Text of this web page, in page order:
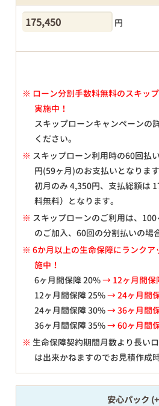
円
※ ローン分割手数料無料のスキッ
実施中！
スキップローンキャンペーンの
ください。
※ スキップローン利用時の60回払
円(59ヶ月)のお支払いとなります
初月のみ4,350円、支払総額は
料無料）となります。
※ スキップローンのご利用は、
のご加入、60回の分割払いの場
※ 6か月以上の生命保障にランクア
施中！
6ヶ月間保障 20%→ 12ヶ月間保
12ヶ月間保障 25%→ 24ヶ月間
24ヶ月間保障 30%→ 36ヶ月間
36ヶ月間保障 35%→ 60ヶ月間
※ 生命保障契約期間月数より長い
は出来かねますのでお見積作成
安心パック